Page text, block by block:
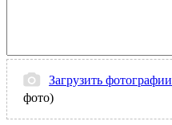
Загрузить фотографии
фото)